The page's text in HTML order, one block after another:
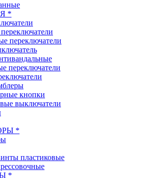
*
переключатели
переключатели
кнопки
выключатели
*
пластиковые
*